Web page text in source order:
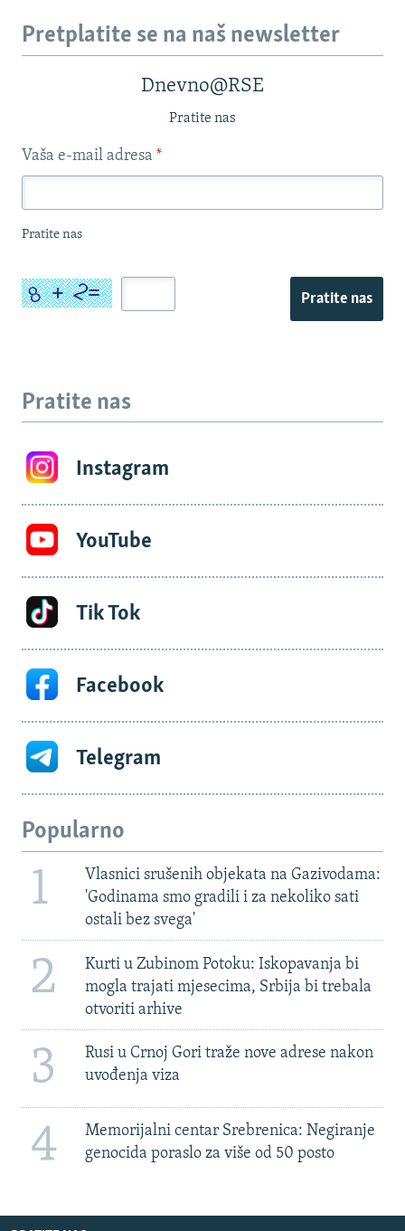
Pretplatite se na naš newsletter
Dnevno@RSE
Pratite nas
Vaša e-mail adresa *
Pratite nas
Pratite nas
Pratite nas
Instagram
YouTube
Tik Tok
Facebook
Telegram
Popularno
1
Vlasnici srušenih objekata na Gazivodama:
'Godinama smo gradili i za nekoliko sati
ostali bez svega'
2
Kurti u Zubinom Potoku: Iskopavanja bi
mogla trajati mjesecima, Srbija bi trebala
otvoriti arhive
3
Rusi u Crnoj Gori traže nove adrese nakon
uvođenja viza
4
Memorijalni centar Srebrenica: Negiranje
genocida poraslo za više od 50 posto